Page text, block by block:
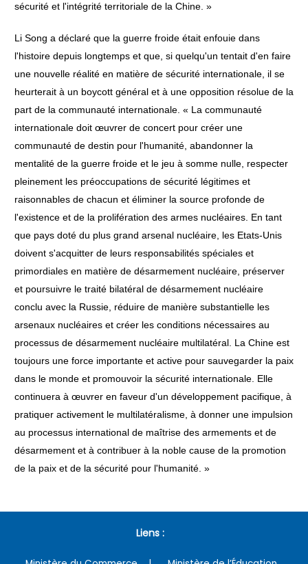
sécurité et l'intégrité territoriale de la Chine. »
Li Song a déclaré que la guerre froide était enfouie dans
l'histoire depuis longtemps et que, si quelqu'un tentait d'en faire
une nouvelle réalité en matière de sécurité internationale, il se
heurterait à un boycott général et à une opposition résolue de la
part de la communauté internationale. « La communauté
internationale doit œuvrer de concert pour créer une
communauté de destin pour l'humanité, abandonner la
mentalité de la guerre froide et le jeu à somme nulle, respecter
pleinement les préoccupations de sécurité légitimes et
raisonnables de chacun et éliminer la source profonde de
l'existence et de la prolifération des armes nucléaires. En tant
que pays doté du plus grand arsenal nucléaire, les Etats-Unis
doivent s'acquitter de leurs responsabilités spéciales et
primordiales en matière de désarmement nucléaire, préserver
et poursuivre le traité bilatéral de désarmement nucléaire
conclu avec la Russie, réduire de manière substantielle les
arsenaux nucléaires et créer les conditions nécessaires au
processus de désarmement nucléaire multilatéral. La Chine est
toujours une force importante et active pour sauvegarder la paix
dans le monde et promouvoir la sécurité internationale. Elle
continuera à œuvrer en faveur d'un développement pacifique, à
pratiquer activement le multilatéralisme, à donner une impulsion
au processus international de maîtrise des armements et de
désarmement et à contribuer à la noble cause de la promotion
de la paix et de la sécurité pour l'humanité. »
Liens :